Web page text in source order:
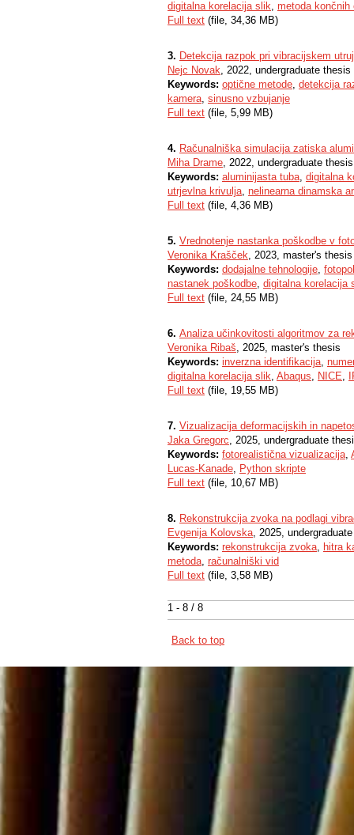
1 - 8 / 8
digitalna korelacija slik, metoda končnih
Full text (file, 34,36 MB)
3. Detekcija razpok pri vibracijskem
Nejc Novak, 2022, undergraduate thesis
Keywords: optične metode, detekcija
kamera, sinusno vzbujanje
Full text (file, 5,99 MB)
4. Računalniška simulacija zatiska
Miha Drame, 2022, undergraduate thesis
Keywords: aluminijasta tuba, digitalna
utrjevlna krivulja, nelinearna dinamska
Full text (file, 4,36 MB)
5. Vrednotenje nastanka poškodbe v
Veronika Krašček, 2023, master's thesis
Keywords: dodajalne tehnologije,
nastanek poškodbe, digitalna korelacija
Full text (file, 24,55 MB)
6. Analiza učinkovitosti algoritmov za
Veronika Ribaš, 2025, master's thesis
Keywords: inverzna identifikacija,
digitalna korelacija slik, Abaqus, NICE,
Full text (file, 19,55 MB)
7. Vizualizacija deformacijskih in
Jaka Gregorc, 2025, undergraduate
Keywords: fotorealistična vizualizacija,
Lucas-Kanade, Python skripte
Full text (file, 10,67 MB)
8. Rekonstrukcija zvoka na podlagi
Evgenija Kolovska, 2025,
Keywords: rekonstrukcija zvoka, hitra
metoda, računalniški vid
Full text (file, 3,58 MB)
Back to top